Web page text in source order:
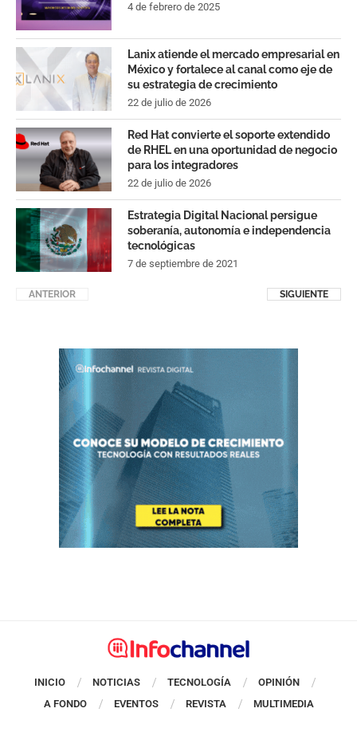
4 de febrero de 2025
Lanix atiende el mercado empresarial en
México y fortalece al canal como eje de
su estrategia de crecimiento
22 de julio de 2026
Red Hat convierte el soporte extendido
de RHEL en una oportunidad de negocio
para los integradores
22 de julio de 2026
Estrategia Digital Nacional persigue
soberanía, autonomía e independencia
tecnológicas
7 de septiembre de 2021
ANTERIOR SIGUIENTE
INICIO NOTICIAS TECNOLOGÍA
OPINIÓN
A FONDO
EVENTOS REVISTA MULTIMEDIA